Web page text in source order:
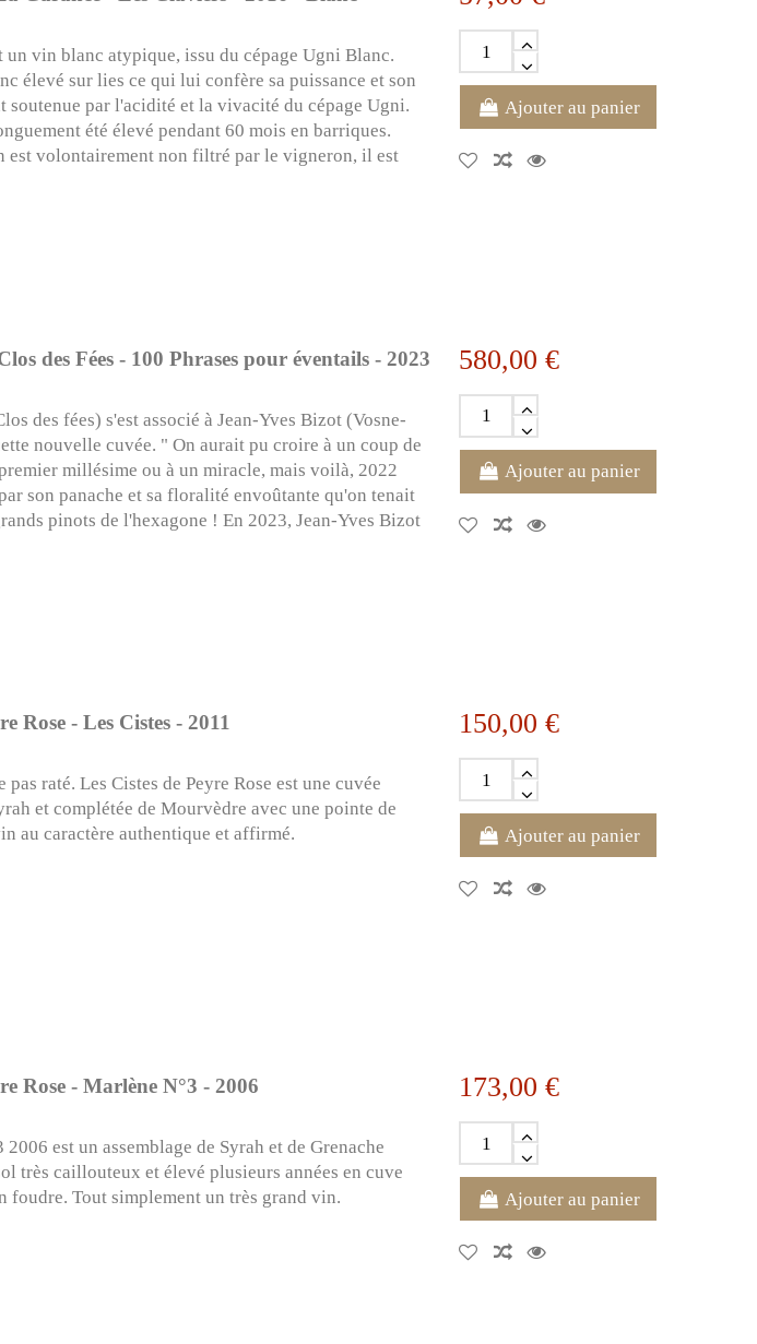
un vin blanc atypique, issu du cépage Ugni Blanc.
élevé sur lies ce qui lui confère sa puissance et son
soutenue par l'acidité et la vivacité du cépage Ugni.
été élevé pendant 60 mois en barriques.
est volontairement non filtré par le vigneron, il est
Ajouter au panier
des Fées - 100 Phrases pour éventails - 2023
des fées) s'est associé à Jean-Yves Bizot (Vosne-
nouvelle cuvée. " On aurait pu croire à un coup de
millésime ou à un miracle, mais voilà, 2022
son panache et sa floralité envoûtante qu'on tenait
pinots de l'hexagone ! En 2023, Jean-Yves Bizot
580,00 €
Ajouter au panier
Rose - Les Cistes - 2011
pas raté. Les Cistes de Peyre Rose est une cuvée
et complétée de Mourvèdre avec une pointe de
au caractère authentique et affirmé.
150,00 €
Ajouter au panier
Rose - Marlène N°3 - 2006
est un assemblage de Syrah et de Grenache
très caillouteux et élevé plusieurs années en cuve
foudre. Tout simplement un très grand vin.
173,00 €
Ajouter au panier